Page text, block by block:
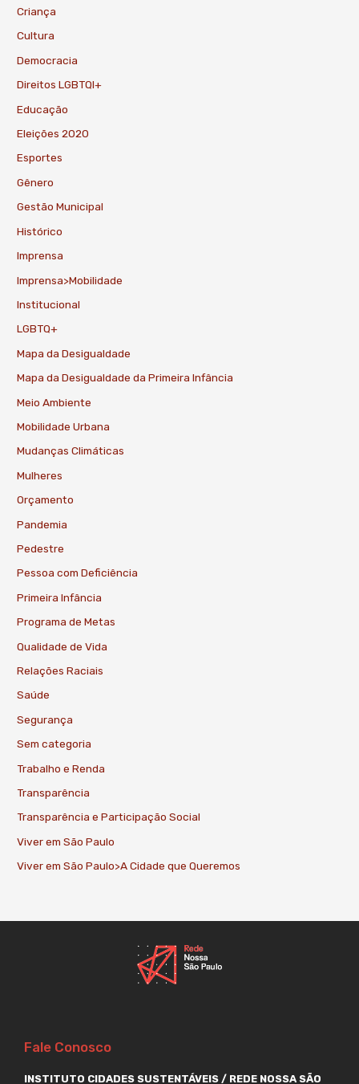
Criança
Cultura
Democracia
Direitos LGBTQI+
Educação
Eleições 2020
Esportes
Gênero
Gestão Municipal
Histórico
Imprensa
Imprensa>Mobilidade
Institucional
LGBTQ+
Mapa da Desigualdade
Mapa da Desigualdade da Primeira Infância
Meio Ambiente
Mobilidade Urbana
Mudanças Climáticas
Mulheres
Orçamento
Pandemia
Pedestre
Pessoa com Deficiência
Primeira Infância
Programa de Metas
Qualidade de Vida
Relações Raciais
Saúde
Segurança
Sem categoria
Trabalho e Renda
Transparência
Transparência e Participação Social
Viver em São Paulo
Viver em São Paulo>A Cidade que Queremos
Fale Conosco
INSTITUTO CIDADES SUSTENTÁVEIS / REDE NOSSA SÃO